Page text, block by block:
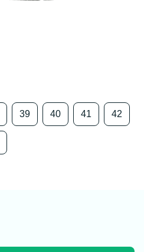
39 40 41 42